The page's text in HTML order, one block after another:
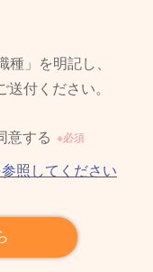
」を明記し、
付ください。
意する ※必須
照してください